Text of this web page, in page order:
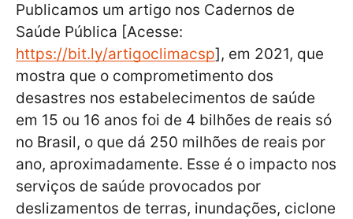
Publicamos um artigo nos Cadernos de
Saúde Pública [Acesse:
https://bit.ly/artigoclimacsp], em 2021, que
mostra que o comprometimento dos
desastres nos estabelecimentos de saúde
em 15 ou 16 anos foi de 4 bilhões de reais só
no Brasil, o que dá 250 milhões de reais por
ano, aproximadamente. Esse é o impacto nos
serviços de saúde provocados por
deslizamentos de terras, inundações, ciclone